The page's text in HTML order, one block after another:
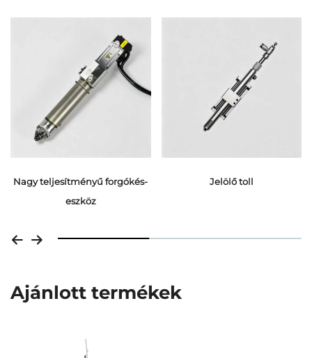
Nagy teljesítményű forgókés-
eszköz
Jelölő toll
Ajánlott termékek